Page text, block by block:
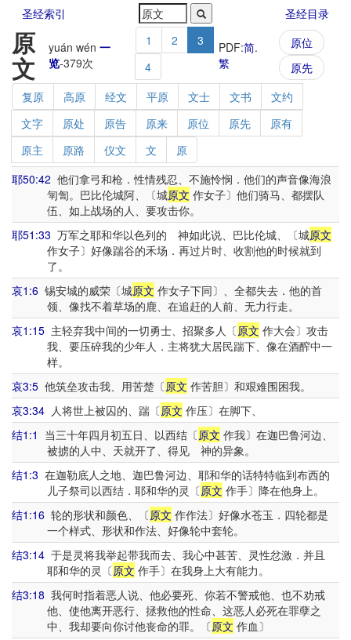
圣经索引 圣经目录
原
文
yuán wén 一
览-379次
1 2
3
4
PDF:简.
繁
原位
原先
复原
高原 经文 平原 文士 文书
文约
文字
原处 原告 原来 原位 原先
原有
原主
原路 仪文 文
原
耶50:42 他们拿弓和枪．性情残忍、不施怜悯．他们的声音像海浪
匉訇。巴比伦城阿、〔城原文 作女子〕他们骑马、都摆队
伍、如上战场的人、要攻击你。
耶51:33 万军之耶和华以色列的 神如此说、巴比伦城、〔城原文
作女子〕好像踹谷的禾场．再过片时、收割他的时候就到
了。
哀1:6 锡安城的威荣〔城原文 作女子下同〕、全都失去．他的首
领、像找不着草场的鹿、在追赶的人前、无力行走。
哀1:15 主轻弃我中间的一切勇士、招聚多人〔原文 作大会〕攻击
我、要压碎我的少年人．主将犹大居民踹下、像在酒醡中一
样。
哀3:5 他筑垒攻击我、用苦楚〔原文 作苦胆〕和艰难围困我。
哀3:34 人将世上被囚的、踹〔原文 作压〕在脚下、
结1:1 当三十年四月初五日、以西结〔原文 作我〕在迦巴鲁河边、
被掳的人中、天就开了、得见 神的异象。
结1:3 在迦勒底人之地、迦巴鲁河边、耶和华的话特特临到布西的
儿子祭司以西结．耶和华的灵〔原文 作手〕降在他身上。
结1:16 轮的形状和颜色、〔原文 作作法〕好像水苍玉．四轮都是
一个样式、形状和作法、好像轮中套轮。
结3:14 于是灵将我举起带我而去、我心中甚苦、灵性忿激．并且
耶和华的灵〔原文 作手〕在我身上大有能力。
结3:18 我何时指着恶人说、他必要死、你若不警戒他、也不劝戒
他、使他离开恶行、拯救他的性命、这恶人必死在罪孽之
中、我却要向你讨他丧命的罪。〔原文 作血〕